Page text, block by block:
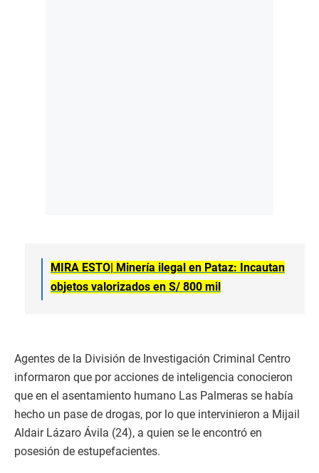
MIRA ESTO| Minería ilegal en Pataz: Incautan
objetos valorizados en S/ 800 mil
Agentes de la División de Investigación Criminal Centro
informaron que por acciones de inteligencia conocieron
que en el asentamiento humano Las Palmeras se había
hecho un pase de drogas, por lo que intervinieron a Mijail
Aldair Lázaro Ávila (24), a quien se le encontró en
posesión de estupefacientes.